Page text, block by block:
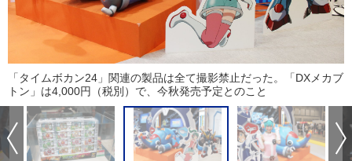
「タイムボカン24」関連の製品は全て撮影禁止だった。「DXメカブ
トン」は4,000円（税別）で、今秋発売予定とのこと